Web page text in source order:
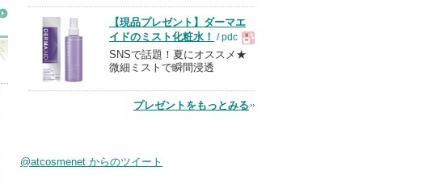
品
【現品プレゼント】ダーマエ
イドのミスト化粧水！ / pdc
現
品
SNSで話題！夏にオススメ★
微細ミストで瞬間浸透
プレゼントをもっとみる
@atcosmenet からのツイート